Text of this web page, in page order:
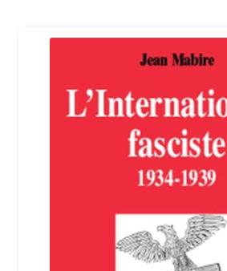
Livres de Philippe Randa
Login Customizer
Newsletter
Qui sommes-nous ?
Soutien à Philippe Randa